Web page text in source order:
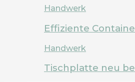
Handwerk
Effiziente
Handwerk
Tischplatte neu